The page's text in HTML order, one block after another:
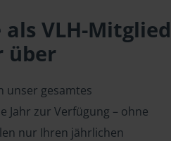
VLH-Mitglied
über
unser gesamtes
Jahr zur Verfügung – ohne
nur Ihren jährlichen